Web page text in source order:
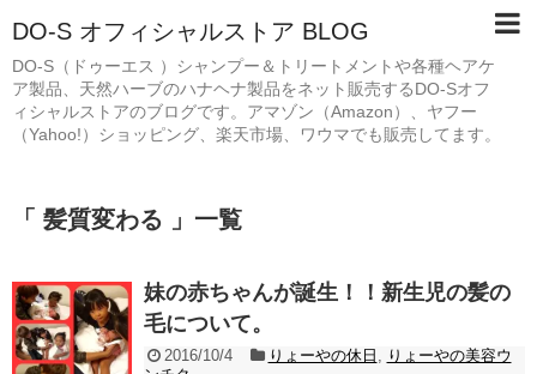
DO-S オフィシャルストア BLOG
DO-S（ドゥーエス ）シャンプー＆トリートメントや各種ヘアケ
ア製品、天然ハーブのハナヘナ製品をネット販売するDO-Sオフ
ィシャルストアのブログです。アマゾン（Amazon）、ヤフー
（Yahoo!）ショッピング、楽天市場、ワウマでも販売してます。
「 髪質変わる 」一覧
妹の赤ちゃんが誕生！！新生児の髪の
毛について。
2016/10/4 りょーやの休日
りょーやの美容ウ